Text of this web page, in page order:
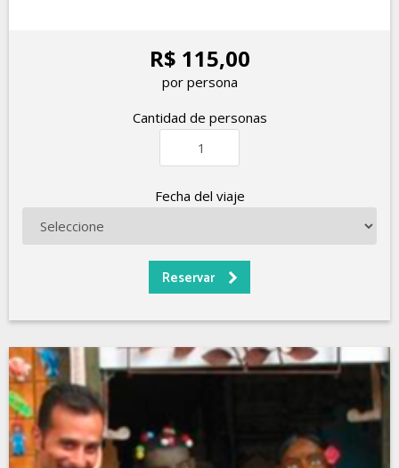
R$ 115,00
por persona
Cantidad de personas
Fecha del viaje